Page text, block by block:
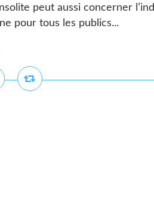
peut aussi concerner
pour tous les publics...